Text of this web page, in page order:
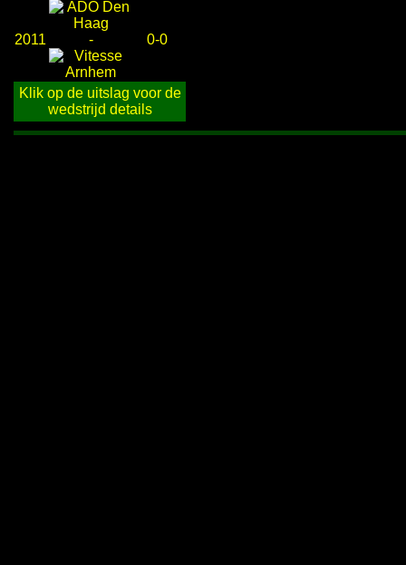
2011 - 0-0
Klik op de uitslag voor de
wedstrijd details